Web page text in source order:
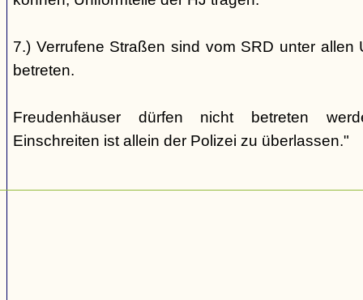
7.) Verrufene Straßen sind vom SRD unter allen
betreten.
Freudenhäuser dürfen nicht betreten
Einschreiten ist allein der Polizei zu überlassen."